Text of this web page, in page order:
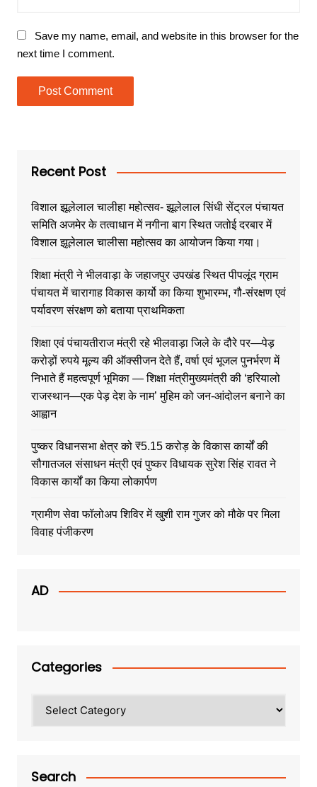
Save my name, email, and website in this browser for the
next time I comment.
Recent Post
विशाल झूलेलाल चालीहा महोत्सव- झूलेलाल सिंधी सेंट्रल पंचायत
समिति अजमेर के तत्वाधान में नगीना बाग स्थित जतोई दरबार में
विशाल झूलेलाल चालीसा महोत्सव का आयोजन किया गया।
शिक्षा मंत्री ने भीलवाड़ा के जहाजपुर उपखंड स्थित पीपलूंद ग्राम
पंचायत में चारागाह विकास कार्यो का किया शुभारम्भ, गौ-संरक्षण एवं
पर्यावरण संरक्षण को बताया प्राथमिकता
शिक्षा एवं पंचायतीराज मंत्री रहे भीलवाड़ा जिले के दौरे पर—पेड़
करोड़ों रुपये मूल्य की ऑक्सीजन देते हैं, वर्षा एवं भूजल पुनर्भरण में
निभाते हैं महत्वपूर्ण भूमिका — शिक्षा मंत्रीमुख्यमंत्री की ‘हरियालो
राजस्थान—एक पेड़ देश के नाम’ मुहिम को जन-आंदोलन बनाने का
आह्वान
पुष्कर विधानसभा क्षेत्र को ₹5.15 करोड़ के विकास कार्यों की
सौगातजल संसाधन मंत्री एवं पुष्कर विधायक सुरेश सिंह रावत ने
विकास कार्यों का किया लोकार्पण
ग्रामीण सेवा फॉलोअप शिविर में खुशी राम गुजर को मौके पर मिला
विवाह पंजीकरण
AD
Categories
Search